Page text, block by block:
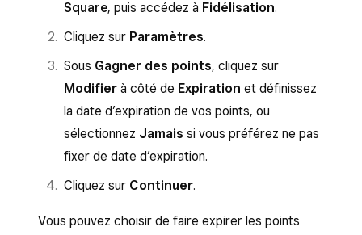
Square, puis accédez à Fidélisation.
Cliquez sur Paramètres.
Sous Gagner des points, cliquez sur
Modifier à côté de Expiration et définissez
la date d’expiration de vos points, ou
sélectionnez Jamais si vous préférez ne pas
fixer de date d’expiration.
Cliquez sur Continuer.
Vous pouvez choisir de faire expirer les points